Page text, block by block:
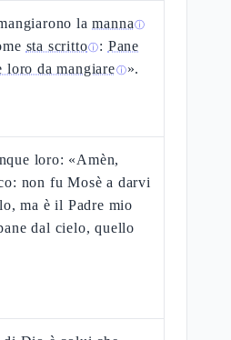
lamanna ⓘ
sta scrittoⓘ: Pane
loro da mangiareⓘ».
loro: «Amèn,
non fu Mosè a darvi
ma è il Padre mio
dal cielo, quello